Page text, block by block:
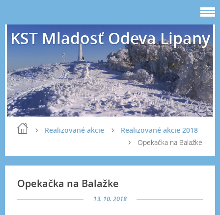
KST Mladosť Odeva Lipany
Realizované akcie
Realizované akcie 2018
Opekačka na Balažke
Opekačka na Balažke
13. 10. 2018